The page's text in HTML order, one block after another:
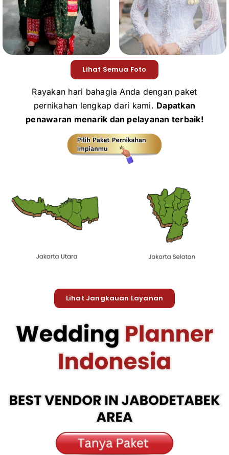
Lihat Semua Foto
Rayakan hari bahagia Anda dengan paket
pernikahan lengkap dari kami. Dapatkan
penawaran menarik dan pelayanan terbaik!
Lihat Jangkauan Layanan